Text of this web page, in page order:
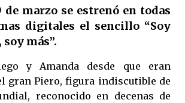
de marzo se estrenó en todas
digitales el sencillo “Soy
soy más”.
y Amanda desde que eran
gran Piero, figura indiscutible de
reconocido en decenas de